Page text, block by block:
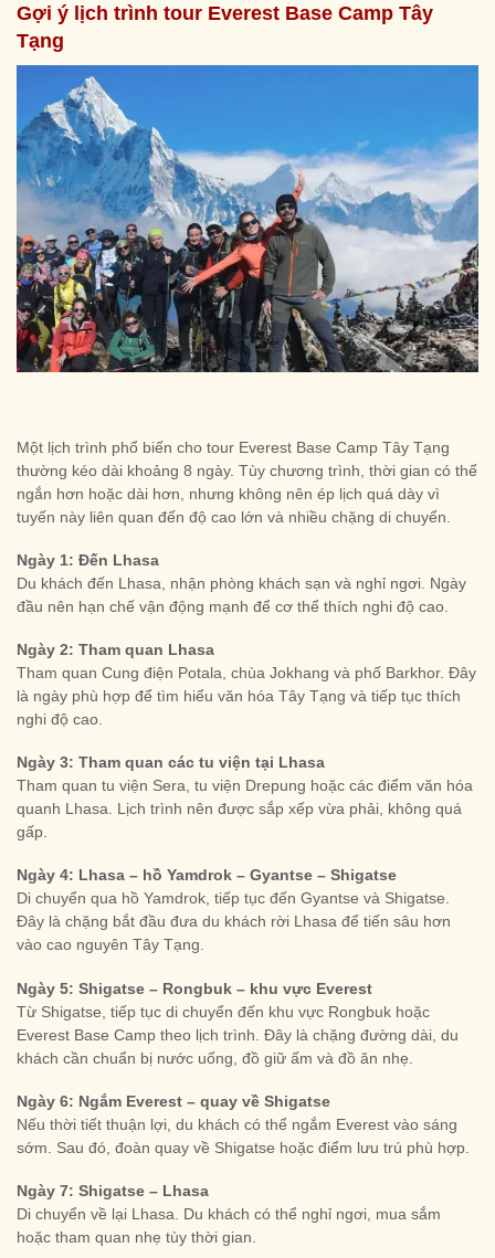
Gợi ý lịch trình tour Everest Base Camp Tây
Tạng
Một lịch trình phổ biến cho tour Everest Base Camp Tây Tạng
thường kéo dài khoảng 8 ngày. Tùy chương trình, thời gian có thể
ngắn hơn hoặc dài hơn, nhưng không nên ép lịch quá dày vì
tuyến này liên quan đến độ cao lớn và nhiều chặng di chuyển.
Ngày 1: Đến Lhasa
Du khách đến Lhasa, nhận phòng khách sạn và nghỉ ngơi. Ngày
đầu nên hạn chế vận động mạnh để cơ thể thích nghi độ cao.
Ngày 2: Tham quan Lhasa
Tham quan Cung điện Potala, chùa Jokhang và phố Barkhor. Đây
là ngày phù hợp để tìm hiểu văn hóa Tây Tạng và tiếp tục thích
nghi độ cao.
Ngày 3: Tham quan các tu viện tại Lhasa
Tham quan tu viện Sera, tu viện Drepung hoặc các điểm văn hóa
quanh Lhasa. Lịch trình nên được sắp xếp vừa phải, không quá
gấp.
Ngày 4: Lhasa – hồ Yamdrok – Gyantse – Shigatse
Di chuyển qua hồ Yamdrok, tiếp tục đến Gyantse và Shigatse.
Đây là chặng bắt đầu đưa du khách rời Lhasa để tiến sâu hơn
vào cao nguyên Tây Tạng.
Ngày 5: Shigatse – Rongbuk – khu vực Everest
Từ Shigatse, tiếp tục di chuyển đến khu vực Rongbuk hoặc
Everest Base Camp theo lịch trình. Đây là chặng đường dài, du
khách cần chuẩn bị nước uống, đồ giữ ấm và đồ ăn nhẹ.
Ngày 6: Ngắm Everest – quay về Shigatse
Nếu thời tiết thuận lợi, du khách có thể ngắm Everest vào sáng
sớm. Sau đó, đoàn quay về Shigatse hoặc điểm lưu trú phù hợp.
Ngày 7: Shigatse – Lhasa
Di chuyển về lại Lhasa. Du khách có thể nghỉ ngơi, mua sắm
hoặc tham quan nhẹ tùy thời gian.